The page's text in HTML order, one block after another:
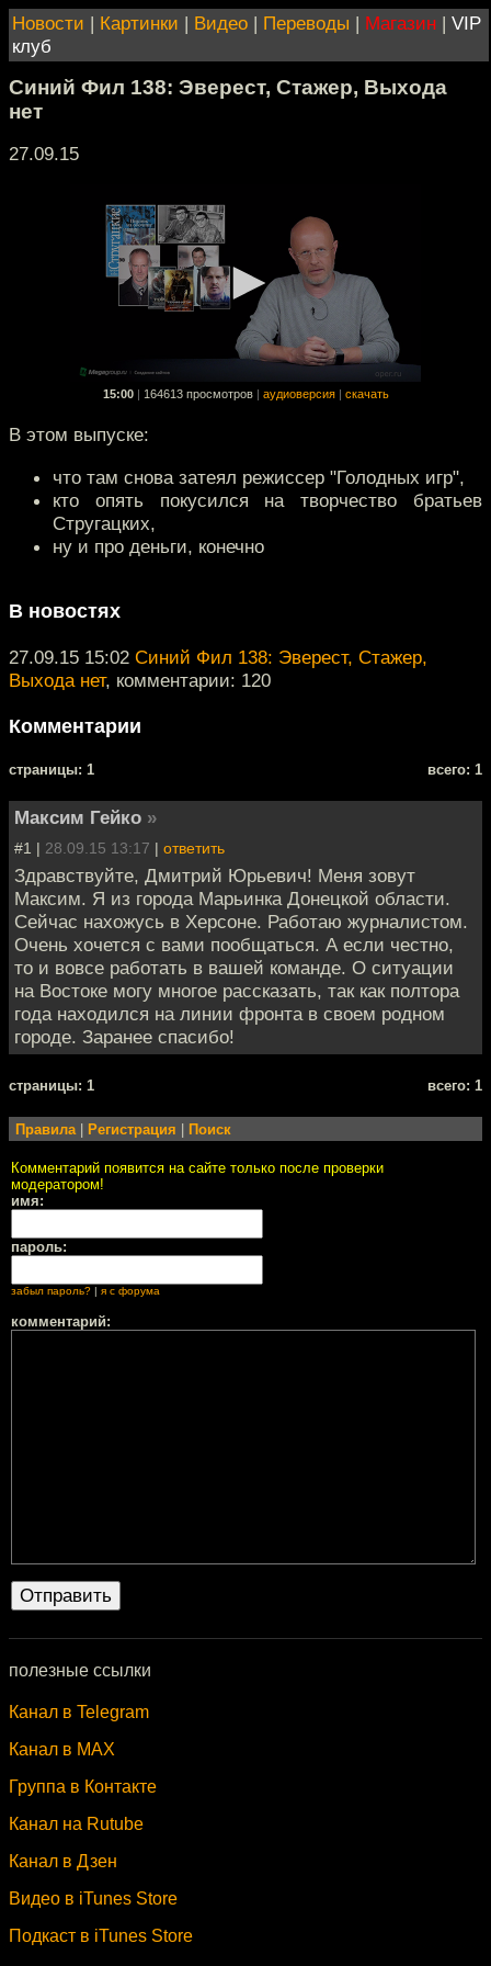
Новости | Картинки | Видео | Переводы | Магазин | VIP
клуб
Синий Фил 138: Эверест, Стажер, Выхода
нет
27.09.15
15:00 164613 просмотров аудиоверсия скачать
В этом выпуске:
что там снова затеял режиссер "Голодных игр",
кто опять покусился на творчество братьев
Стругацких,
ну и про деньги, конечно
В новостях
27.09.15 15:02 Синий Фил 138: Эверест, Стажер,
Выхода нет, комментарии: 120
Комментарии
cтраницы: 1 всего: 1
Максим Гейко »
#1 | 28.09.15 13:17 | ответить
Здравствуйте, Дмитрий Юрьевич! Меня зовут
Максим. Я из города Марьинка Донецкой области.
Сейчас нахожусь в Херсоне. Работаю журналистом.
Очень хочется с вами пообщаться. А если честно,
то и вовсе работать в вашей команде. О ситуации
на Востоке могу многое рассказать, так как полтора
года находился на линии фронта в своем родном
городе. Заранее спасибо!
cтраницы: 1 всего: 1
Правила| Регистрация Поиск
Комментарий появится на сайте только после проверки
модератором!
имя:
пароль:
забыл пароль? | я с форума
комментарий:
полезные ссылки
Канал в Telegram
Канал в MAX
Группа в Контакте
Канал на Rutube
Канал в Дзен
Видео в iTunes Store
Подкаст в iTunes Store